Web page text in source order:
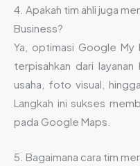
4. Apakah tim ahli juga
Business?
Ya, optimasi Google My
terpisahkan dari
usaha, foto visual,
Langkah ini sukses
pada Google Maps.
5. Bagaimana cara tim